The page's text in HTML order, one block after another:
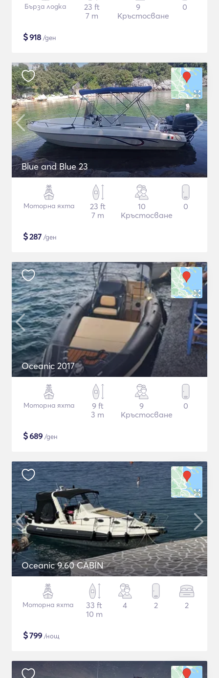
Бърза лодка
23 ft
7 m
9
Кръстосване
0
$918 /ден
Blue and Blue 23
Моторна яхта
23 ft
7 m
10
Кръстосване
0
$287 /ден
Oceanic 2017
Моторна яхта
9 ft
3 m
9
Кръстосване
0
$689 /ден
Oceanic 9.60 CABIN
Моторна яхта
33 ft
10 m
4 2 2
$799 /нощ